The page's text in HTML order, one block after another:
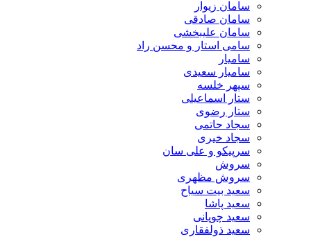
سامان زیوار
سامان صادقی
سامان علیبخشی
سامی استار و محسن راد
سامیار
سامیار سعیدی
سپهر خلسه
ستار اسماعیلی
ستار رضوی
سجاد حاتمی
سجاد خیری
سرپیکو و علی سان
سروش
سروش مظهری
سعید بیت سیاح
سعید پاشا
سعید چوپانی
سعید ذولفقاری